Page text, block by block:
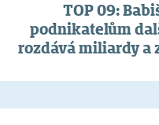
TOP 09:
podnikatelům
rozdává miliardy a